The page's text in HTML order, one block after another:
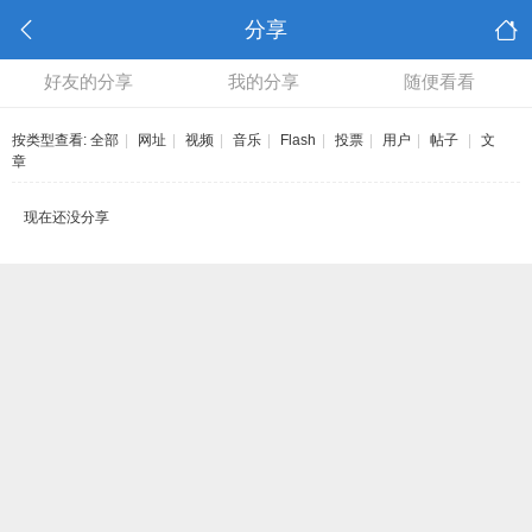
分享
好友的分享 我的分享 随便看看
按类型查看: 全部 网址 视频 音乐 Flash 投票 用户 帖子
文
章
现在还没分享